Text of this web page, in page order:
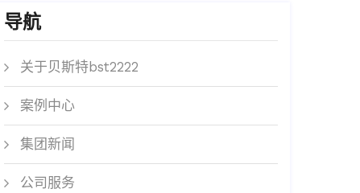
导航
关于贝斯特bst2222
案例中心
集团新闻
公司服务